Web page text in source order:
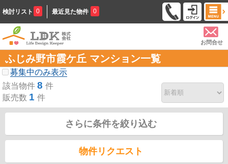
検討リスト 0 最近見た物件 0
お問合せ
ふじみ野市霞ケ丘 マンション一覧
募集中のみ表示
該当物件 8 件
販売数 1 件
さらに条件を絞り込む
物件リクエスト